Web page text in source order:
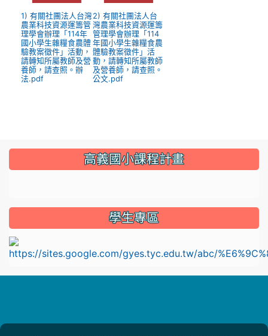
1) 有關社團法人台灣
農業科技資源運籌管
理學會辦理「114年
國小學生雜糧食農體
驗教案徵件」活動，
請轉知所屬教師及營
養師，請查照。辦
法.pdf
2) 有關社團法人台
灣農業科技資源運籌
管理學會辦理「114
年國小學生雜糧食農
體驗教案徵件」活
動，請轉知所屬教師
及營養師，請查照。
公文.pdf
::: 高義國小課程計畫
學生專區